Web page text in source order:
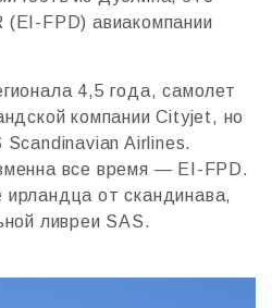
(EI-FPD) авиакомпании
4,5 года, cамолет
компании Cityjet, но
Scandinavian Airlines.
все время — EI-FPD.
ирландца от скандинава,
ливреи SAS.